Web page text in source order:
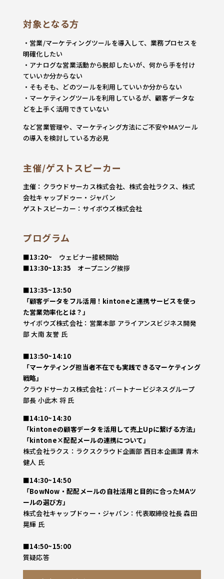
対象となる方
・営業/マーケティングツールを導入して、業務プロセスを
明確化したい
・アナログな営業活動から脱却したいが、何から手を付け
ていいか分からない
・そもそも、どのツールを利用していいか分からない
・マーケティングツールを利用しているが、顧客データな
どを上手く活用できていない
など営業管理や、マーケティング方法にご不安やMAツール
の導入を検討している方必見
主催/ゲストスピーカー
主催：クラウドサーカス株式会社、株式会社ラクス、株式
会社キャップドゥー・ジャパン
ゲストスピーカー：サイボウズ株式会社
プログラム
■13:20~ ​ウェビナー接続開始
■13:30~13:35 オープニング挨拶
■13:35~13:50
「顧客データをフル活用！kintoneと連携サービスを使っ
た営業効率化とは？ 」​
​サイボウズ株式会社：営業本部 アライアンスビジネス開発
部 大南 友誉 氏
■13:50~14:10
「マーケティング担当者不在でも実践できるマーケティング
戦略」​
クラウドサーカス株式会社：パートナービジネスグループ
部長 小此木 将 氏
■14:10~14:30
「kintoneの顧客データを活用して売上Upに繋げる方法」
「kintone×配配メールの連携について」
株式会社ラクス：ラクスクラウド企画部 西日本企画課 青木
健人 氏
■14:30~14:50
「BowNow・配配メールの自社活用と目的に合ったMAツ
ールの選び方」
株式会社キャップドゥー・ジャパン：代表取締役社長 森田
晃輝 氏
■14:50~15:00
質疑応答